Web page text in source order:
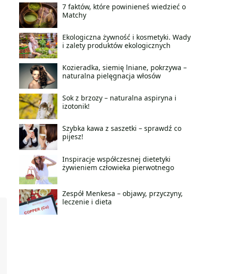
7 faktów, które powinieneś wiedzieć o
Matchy
Ekologiczna żywność i kosmetyki. Wady
i zalety produktów ekologicznych
Kozieradka, siemię lniane, pokrzywa –
naturalna pielęgnacja włosów
Sok z brzozy – naturalna aspiryna i
izotonik!
Szybka kawa z saszetki – sprawdź co
pijesz!
Inspiracje współczesnej dietetyki
żywieniem człowieka pierwotnego
Zespół Menkesa – objawy, przyczyny,
leczenie i dieta